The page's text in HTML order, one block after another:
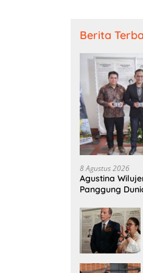
Berita
8 Agustus 2026
Agustina
Panggung